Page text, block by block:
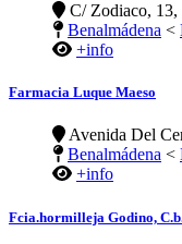
C/ Zodiaco, 13,
Benalmádena <
+info
Farmacia Luque Maeso
Avenida Del
Benalmádena <
+info
Fcia.hormilleja Godino,